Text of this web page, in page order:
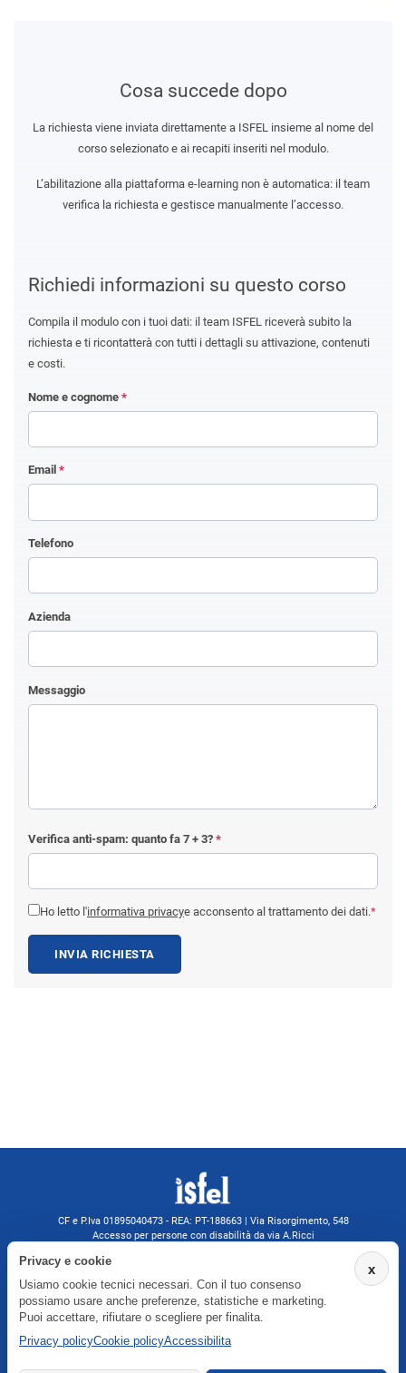
Richiedi informazioni su questo corso
Compila il modulo con i tuoi dati: il team ISFEL riceverà subito la
richiesta e ti ricontatterà con tutti i dettagli su attivazione, contenuti
e costi.
Nome e cognome *
Email *
Telefono
Azienda
Messaggio
Verifica anti-spam: quanto fa 7 + 3? *
Ho letto l'informativa privacye acconsento al trattamento dei dati.*
INVIA RICHIESTA
Cosa succede dopo
La richiesta viene inviata direttamente a ISFEL insieme al nome del
corso selezionato e ai recapiti inseriti nel modulo.
L’abilitazione alla piattaforma e-learning non è automatica: il team
verifica la richiesta e gestisce manualmente l’accesso.
CF e P.Iva 01895040473 - REA: PT-188663 | Via Risorgimento, 548
Accesso per persone con disabilità da via A.Ricci
isfel@pec.it
Informativa privacy
x
Privacy e cookie
Usiamo cookie tecnici necessari. Con il tuo consenso
possiamo usare anche preferenze, statistiche e marketing.
Puoi accettare, rifiutare o scegliere per finalita.
Privacy policyCookie policyAccessibilita